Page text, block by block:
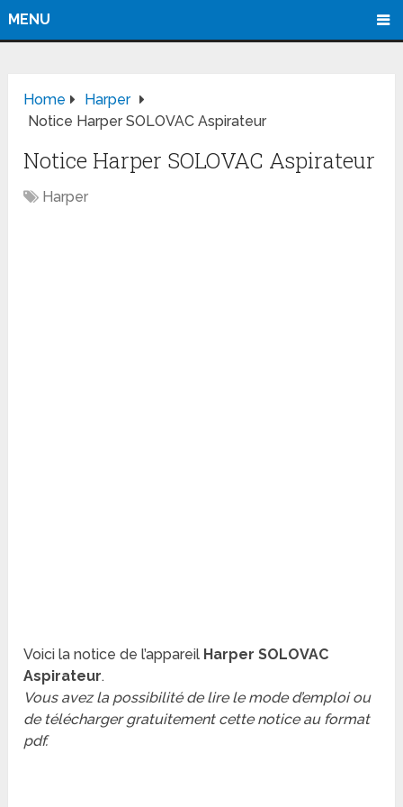
MENU
Home
Harper
Notice Harper SOLOVAC Aspirateur
Notice Harper SOLOVAC Aspirateur
Harper
Voici la notice de l’appareil Harper SOLOVAC
Aspirateur.
Vous avez la possibilité de lire le mode d’emploi ou
de télécharger gratuitement cette notice au format
pdf.